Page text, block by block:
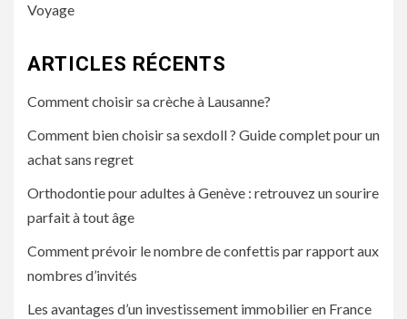
Voyage
ARTICLES RÉCENTS
Comment choisir sa crèche à Lausanne?
Comment bien choisir sa sexdoll ? Guide complet pour un
achat sans regret
Orthodontie pour adultes à Genève : retrouvez un sourire
parfait à tout âge
Comment prévoir le nombre de confettis par rapport aux
nombres d’invités
Les avantages d’un investissement immobilier en France